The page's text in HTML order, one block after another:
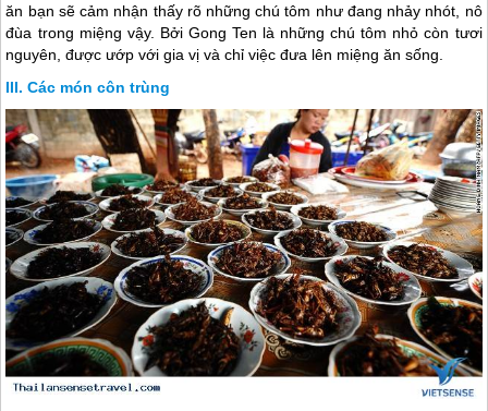
ăn bạn sẽ cảm nhận thấy rõ những chú tôm như đang nhảy nhót, nô
đùa trong miệng vậy. Bởi Gong Ten là những chú tôm nhỏ còn tươi
nguyên, được ướp với gia vị và chỉ việc đưa lên miệng ăn sống.
Các món côn trùng